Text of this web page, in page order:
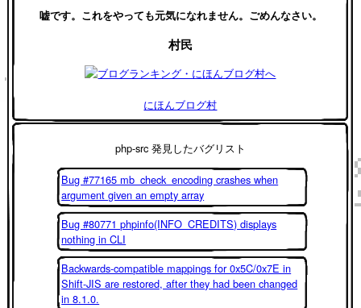
嘘です。これをやっても元気になれません。ごめんなさい。
村民
にほんブログ村
php-src 発見したバグリスト
Bug #77165 mb_check_encoding crashes when
argument given an empty array
Bug #80771 phpinfo(INFO_CREDITS) displays
nothing in CLI
Backwards-compatible mappings for 0x5C/0x7E in
Shift-JIS are restored, after they had been changed
in 8.1.0.